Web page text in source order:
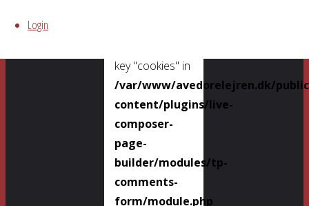
Login
key "cookies" in
/var/www/avedorelejren.dk/
content/plugins/live-
composer-
page-
builder/modules/tp-
comments-
form/module.php